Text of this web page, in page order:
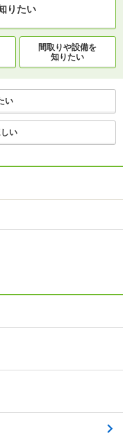
りたい
間取りや設備を
知りたい
い
い